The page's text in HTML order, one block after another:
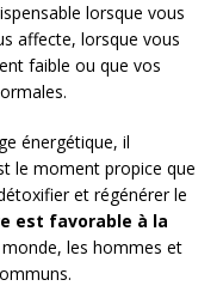
lorsque vous
affecte, lorsque vous
faible ou que vos
énergétique, il
le moment propice que
et régénérer le
est favorable à la
les hommes et